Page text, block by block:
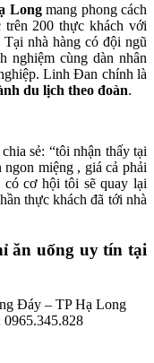
Longmang phong cách
trên 200 thực khách với
nhà hàng có đội ngũ
nghiệm cùng dàn nhân
Linh Đan chính là
du lịch theo đoàn.
sẻ: “tôi nhận thấy tại
ngon miệng , giá cả phải
cơ hội tôi sẽ quay lại
thực khách đã tới nhà
ăn uống uy tín tại
Đáy – TP Hạ Long
0965.345.828